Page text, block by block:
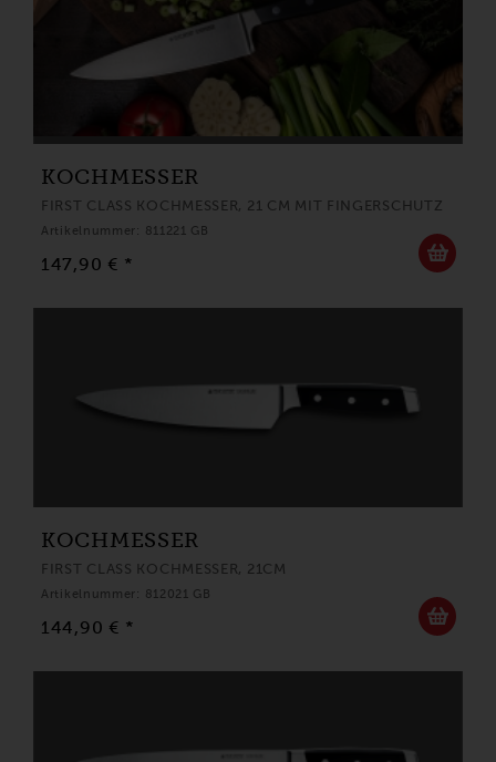
KOCHMESSER
FIRST CLASS KOCHMESSER, 21 CM MIT FINGERSCHUTZ
Artikelnummer: 811221 GB
147,90 € *
KOCHMESSER
FIRST CLASS KOCHMESSER, 21CM
Artikelnummer: 812021 GB
144,90 € *